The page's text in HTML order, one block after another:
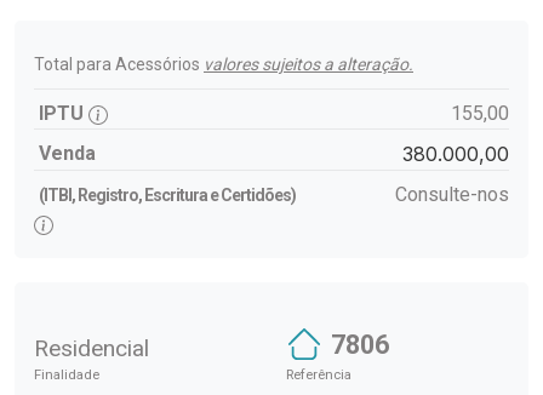
Total para Acessórios valores sujeitos a alteração.
IPTU
155,00
Venda
380.000,00
(ITBI, Registro, Escritura e Certidões) Consulte-nos
Residencial
Finalidade
7806
Referência